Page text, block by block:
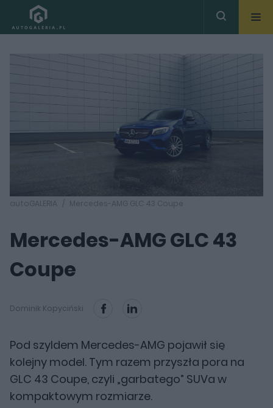
autoGALERIA Mercedes-AMG GLC 43 Coupe
Mercedes-AMG GLC 43
Coupe
Dominik Kopyciński
Pod szyldem Mercedes-AMG pojawił się
kolejny model. Tym razem przyszła pora na
GLC 43 Coupe, czyli „garbatego” SUVa w
kompaktowym rozmiarze.